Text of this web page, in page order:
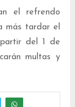
el refrendo
más tardar el
del 1 de
multas y